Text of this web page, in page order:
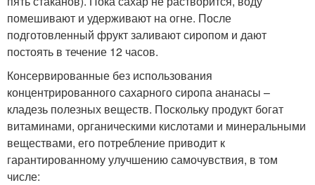
помешивают и удерживают на огне. После
подготовленный фрукт заливают сиропом и дают
постоять в течение 12 часов.
Консервированные без использования
концентрированного сахарного сиропа ананасы –
кладезь полезных веществ. Поскольку продукт богат
витаминами, органическими кислотами и минеральными
веществами, его потребление приводит к
гарантированному улучшению самочувствия, в том
числе: